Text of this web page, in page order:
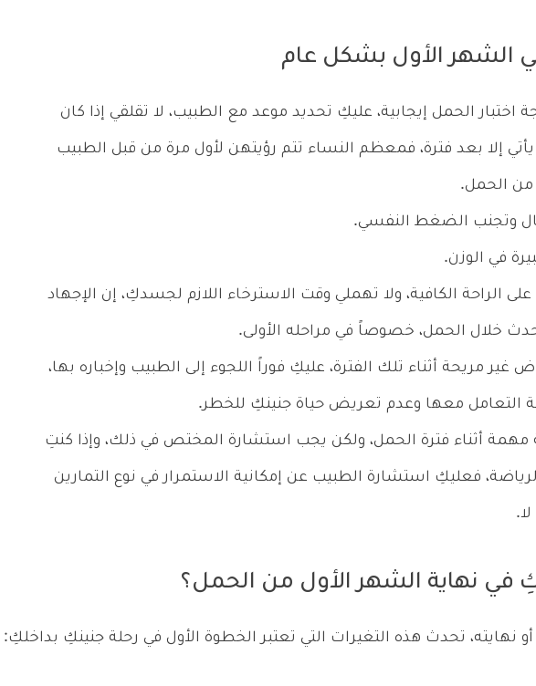
الشهر الأول بشكل عام
اختبار الحمل إيجابية، عليكِ تحديد موعد مع الطبيب، لا تقلقي إذا كان
إلا بعد فترة، فمعظم النساء تتم رؤيتهن لأول مرة من قبل الطبيب
من الحمل.
وتجنب الضغط النفسي.
في الوزن.
الراحة الكافية، ولا تهملي وقت الاسترخاء اللازم لجسدكِ، إن الإجهاد
خلال الحمل، خصوصاً في مراحله الأولى.
غير مريحة أثناء تلك الفترة، عليكِ فوراً اللجوء إلى الطبيب وإخباره بها،
معها وعدم تعريض حياة جنينكِ للخطر.
مهمة أثناء فترة الحمل، ولكن يجب استشارة المختص في ذلك، وإذا كنتِ
فعليكِ استشارة الطبيب عن إمكانية الاستمرار في نوع التمارين
في نهاية الشهر الأول من الحمل؟
نهايته، تحدث هذه التغيرات التي تعتبر الخطوة الأول في رحلة جنينكِ بداخلكِ: